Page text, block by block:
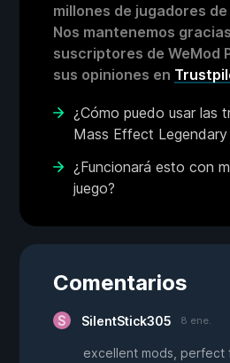
millones de jugadores
Nos mantenemos
suscriptores de WeMod
sus opiniones en
¿Cómo puedo usar las
Mass Effect Legendary
¿Funcionará esto con
juego?
Comentarios
SilentStick305 8 ene.
excellent mods, perfect